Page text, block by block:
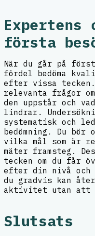
första
När du går på
fördel bedöma
efter vissa
relevanta frågor
den uppstår och
lindrar.
systematisk och
bedömning. Du bör
vilka mål som är
mäter framsteg.
tecken om du får
efter din nivå och
du gradvis kan
aktivitet utan att
Slutsats